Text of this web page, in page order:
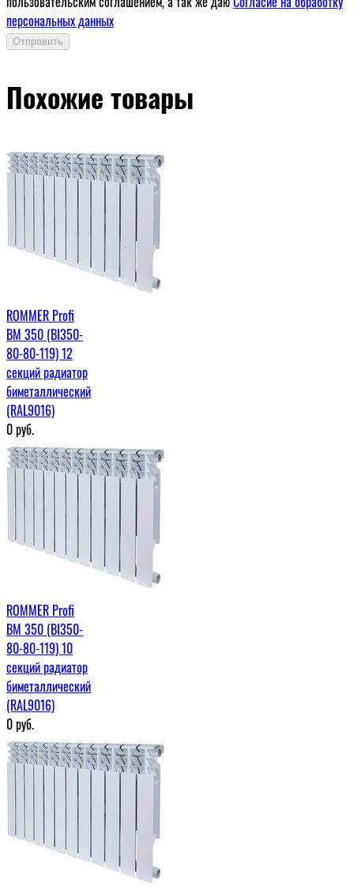
персональных данных
Отправить
Похожие товары
ROMMER Profi
BM 350 (BI350-
80-80-119) 12
секций радиатор
биметаллический
(RAL9016)
0руб.
ROMMER Profi
BM 350 (BI350-
80-80-119) 10
секций радиатор
биметаллический
(RAL9016)
0руб.